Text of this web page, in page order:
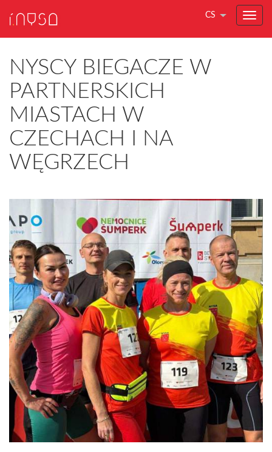
CS
NYSCY BIEGACZE W
PARTNERSKICH
MIASTACH W
CZECHACH I NA
WĘGRZECH